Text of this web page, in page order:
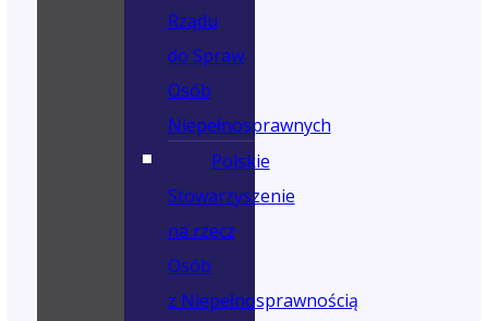
Rządu
do Spraw
Osób
Niepełnosprawnych
Polskie
Stowarzyszenie
na rzecz
Osób
z Niepełnosprawnością